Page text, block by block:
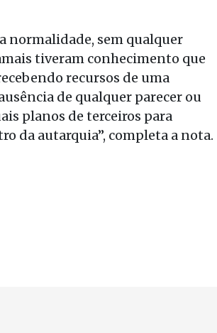
normalidade, sem qualquer
tiveram conhecimento que
recursos de uma
de qualquer parecer ou
planos de terceiros para
da autarquia”, completa a nota.